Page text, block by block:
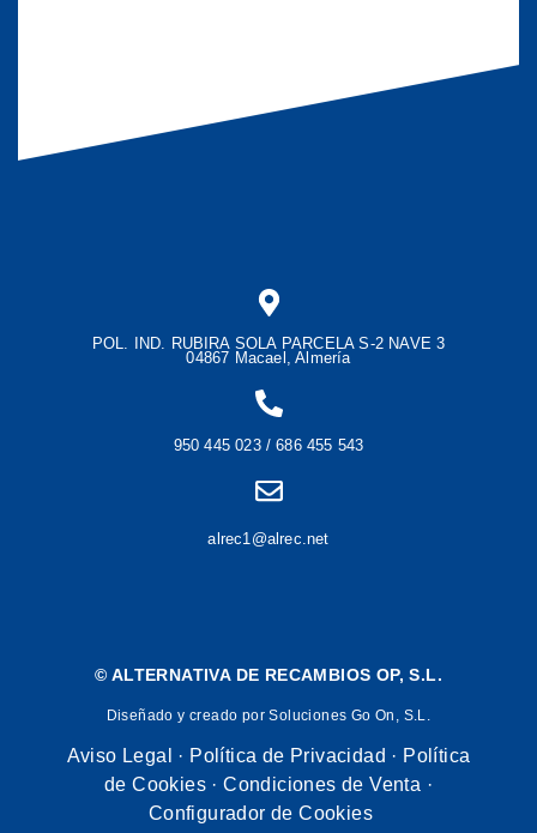
POL. IND. RUBIRA SOLA PARCELA S-2 NAVE 3
04867 Macael, Almería
950 445 023 / 686 455 543
alrec1@alrec.net
© ALTERNATIVA DE RECAMBIOS OP, S.L.
Diseñado y creado por Soluciones Go On, S.L.
Aviso Legal · Política de Privacidad · Política
de Cookies ·Condiciones de Venta ·
Configurador de Cookies